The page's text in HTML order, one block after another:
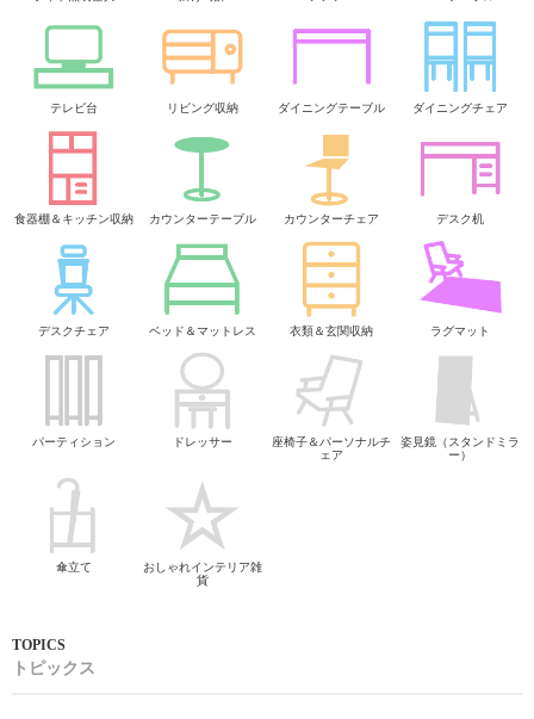
テレビ台 リビング収納 ダイニングテーブル ダイニングチェア
食器棚＆キッチン収納 カウンターテーブル カウンターチェア デスク机
デスクチェア ベッド＆マットレス 衣類＆玄関収納 ラグマット
パーティション ドレッサー
座椅子＆パーソナルチ
ェア
姿見鏡（スタンドミラ
ー）
傘立て
おしゃれインテリア雑
貨
トピックス